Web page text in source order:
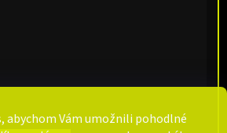
abychom Vám umožnili pohodlné